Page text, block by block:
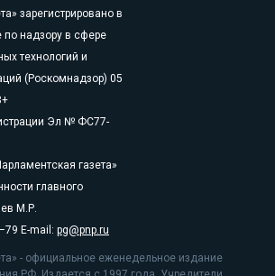
зарегистрировано в
надзору в сфере
технологий и
(Роскомнадзор) 05
Эл № ФС77-
газета»
главного
М.Р.
E-mail: pg@pnp.ru
- официальное еженедельное издание